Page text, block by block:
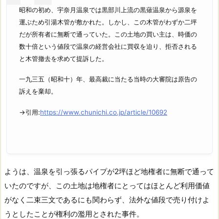
昭和の初め、宇奈月温泉では黒部川上流の黒薙温泉から源泉を
運ぶため引湯木管が敷かれた。しかし、この木管がわずか二坪
だが所有者に無断で通っていた。この土地の買い主は、時価の
数十倍という値段で温泉の経営会社に買収を迫り、拒否される
と木管撤去を求めて提訴した。
一九三五（昭和十）年、最高裁に当たる当時の大審院は原告の
訴えを棄却。
→引用:https://www.chunichi.co.jp/article/10692
ようは、温泉を引っ張るパイプが2坪ほど地権者に無断で通って
いたのですが、この土地は地権者にとってはほとんど利用価値
がなく二束三文であるにも関わらず、法外な値段で売り付けよ
うとしたことが権利の濫用とされた事件。